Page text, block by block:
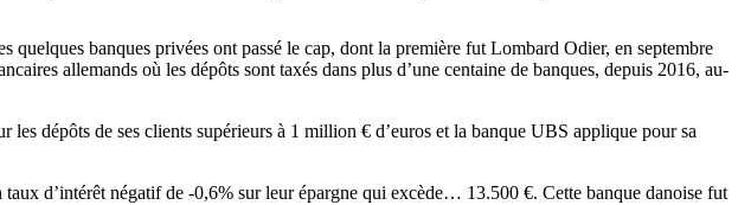
banques privées ont passé le cap, dont la première fut Lombard Odier, en septembre
allemands où les dépôts sont taxés dans plus d’une centaine de banques, depuis 2016, au-
dépôts de ses clients supérieurs à 1 million € d’euros et la banque UBS applique pour sa
d’intérêt négatif de -0,6% sur leur épargne qui excède… 13.500 €. Cette banque danoise fut